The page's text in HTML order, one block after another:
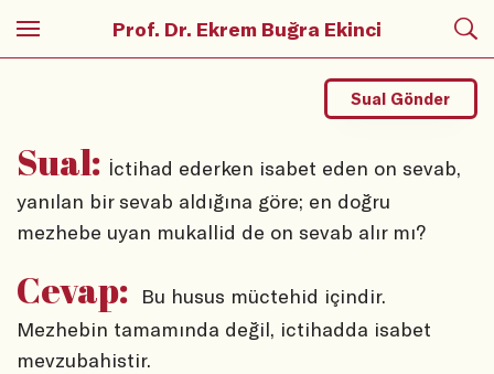
Prof. Dr. Ekrem Buğra Ekinci
Sual: İctihad ederken isabet eden on sevab,
yanılan bir sevab aldığına göre; en doğru
mezhebe uyan mukallid de on sevab alır mı?
Sual Gönder
Cevap:
Bu husus müctehid içindir.
Mezhebin tamamında değil, ictihadda isabet
mevzubahistir.